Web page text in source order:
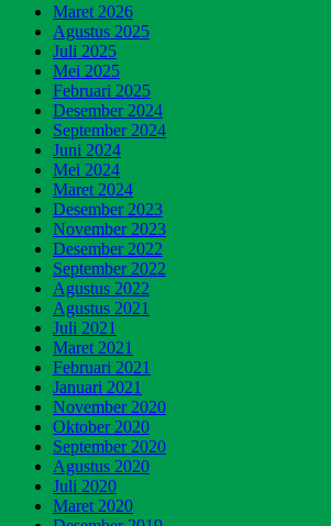
Maret 2026
Agustus 2025
Juli 2025
Mei 2025
Februari 2025
Desember 2024
September 2024
Juni 2024
Mei 2024
Maret 2024
Desember 2023
November 2023
Desember 2022
September 2022
Agustus 2022
Agustus 2021
Juli 2021
Maret 2021
Februari 2021
Januari 2021
November 2020
Oktober 2020
September 2020
Agustus 2020
Juli 2020
Maret 2020